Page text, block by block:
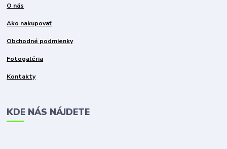
O nás
Ako nakupovať
Obchodné podmienky
Fotogaléria
Kontakty
KDE NÁS NÁJDETE